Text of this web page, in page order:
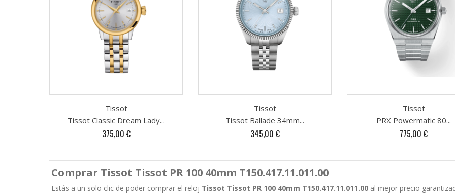
Tissot
Tissot Classic Dream Lady...
Precio
375,00 €
Tissot
Tissot Ballade 34mm...
Precio
345,00 €
Tissot
PRX Powermatic 80...
Precio
775,00 €
Comprar Tissot Tissot PR 100 40mm T150.417.11.011.00
Estás a un solo clic de poder comprar el reloj Tissot Tissot PR 100 40mm T150.417.11.011.00 al mejor precio